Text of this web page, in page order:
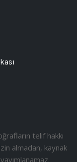
telif hakkı
almadan, kaynak